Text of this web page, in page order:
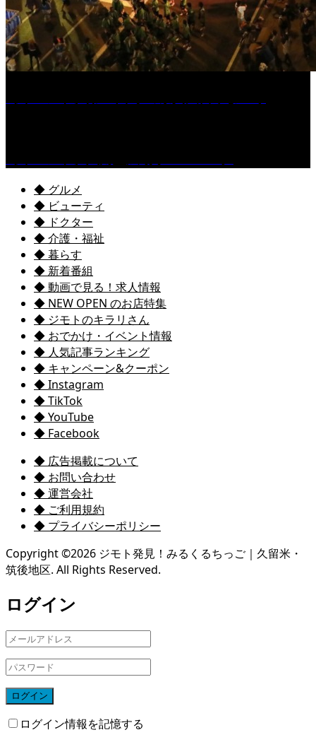
◆ グルメ
◆ ビューティ
◆ ドクター
◆ 介護・福祉
◆ 暮らす
◆ 新着番組
◆ 動画で見る！求人情報
◆ NEW OPEN のお店特集
◆ ジモトのキラリさん
◆ おでかけ・イベント情報
◆ 人気記事ランキング
◆ キャンペーン&クーポン
◆ Instagram
◆ TikTok
◆ YouTube
◆ Facebook
◆ 広告掲載について
◆ お問い合わせ
◆ 運営会社
◆ ご利用規約
◆ プライバシーポリシー
Copyright ©2026 ジモト発見！みるくるちっご｜久留米・
筑後地区. All Rights Reserved.
ログイン
ログイン
ログイン情報を記憶する